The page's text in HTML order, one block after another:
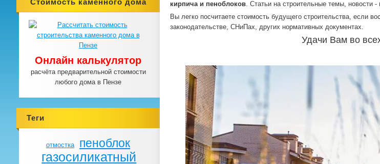
кирпича и пеноблоков. Статьи на строительные темы, новости -
Вы легко посчитаете стоимость будущего строительства, если
законодательстве, СНиПах, других нормативных документах.
Удачи Вам во
Стоимость каменного дома
Онлайн калькулятор
расчёта предварительной стоимости
любого дома в Пензе
Теги
отмостка пеноблок
газосиликатный